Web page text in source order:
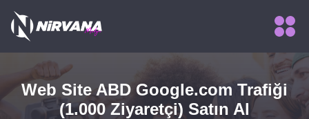
Web Site ABD Google.com Trafiği
(1.000 Ziyaretçi) Satın Al